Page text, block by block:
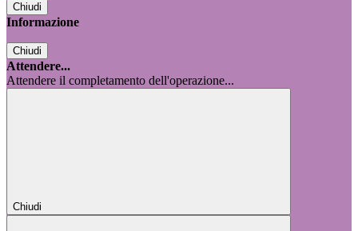
Chiudi
Informazione
Chiudi
Attendere...
Attendere il completamento dell'operazione...
Chiudi